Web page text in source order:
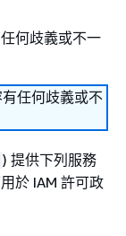
何歧義或不一
任何歧義或不
) 提供下列服務
於 IAM 許可政